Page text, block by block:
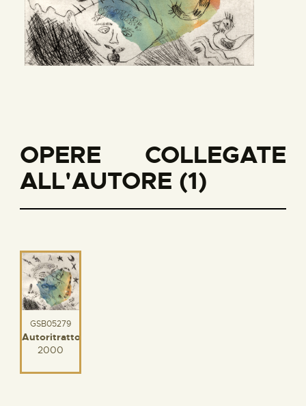
OPERE COLLEGATE
ALL'AUTORE (1)
GSB05279
Autoritratto
2000